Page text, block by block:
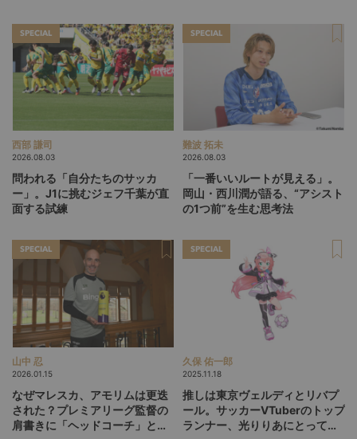
SPECIAL
西部 謙司
2026.08.03
問われる「自分たちのサッカ
ー」。J1に挑むジェフ千葉が直
面する試練
SPECIAL
難波 拓未
2026.08.03
「一番いいルートが見える」。
岡山・西川潤が語る、“アシスト
の1つ前”を生む思考法
SPECIAL
山中 忍
2026.01.15
なぜマレスカ、アモリムは更迭
された？プレミアリーグ監督の
肩書きに「ヘッドコーチ」と
SPECIAL
久保 佑一郎
2025.11.18
推しは東京ヴェルディとリバプ
ール。サッカーVTuberのトップ
ランナー、光りりあにとって